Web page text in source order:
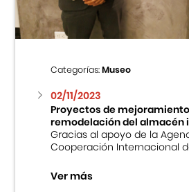
Categorías:Museo
02/11/2023
Proyectos de
remodelación del almacén
Gracias al apoyo de la
Cooperación Internacional
Ver más